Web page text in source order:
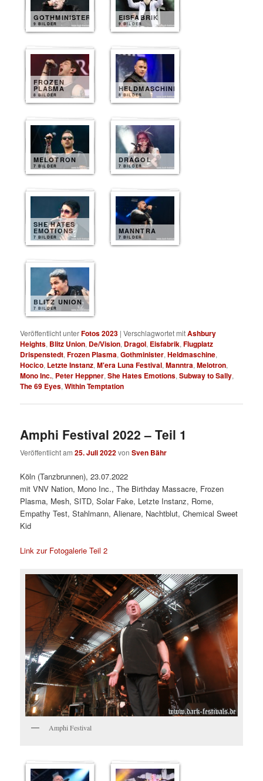
GOTHMINISTER
9 BILDER
EISFABRIK
9 BILDER
FROZEN
PLASMA
8 BILDER
HELDMASCHINE
8 BILDER
MELOTRON
7 BILDER
DRAGOL
7 BILDER
SHE HATES
EMOTIONS
7 BILDER
MANNTRA
7 BILDER
BLITZ UNION
7 BILDER
Veröffentlicht unterFotos 2023 |Verschlagwortet mitAshbury
Heights, Blitz Union, De/Vision, Dragol, Eisfabrik,Flugplatz
Drispenstedt,Frozen Plasma,Gothminister,Heldmaschine,
Hocico, Letzte Instanz,M'era Luna Festival,Manntra,Melotron,
Mono Inc., Peter Heppner,She Hates Emotions,Subway to Sally,
The 69 Eyes,Within Temptation
Amphi Festival 2022 – Teil 1
Veröffentlicht am25. Juli 2022vonSven Bähr
Köln (Tanzbrunnen), 23.07.2022
mit VNV Nation, Mono Inc., The Birthday Massacre, Frozen
Plasma, Mesh, SITD, Solar Fake, Letzte Instanz, Rome,
Empathy Test, Stahlmann, Alienare, Nachtblut, Chemical Sweet
Kid
Link zur Fotogalerie Teil 2
Amphi Festival